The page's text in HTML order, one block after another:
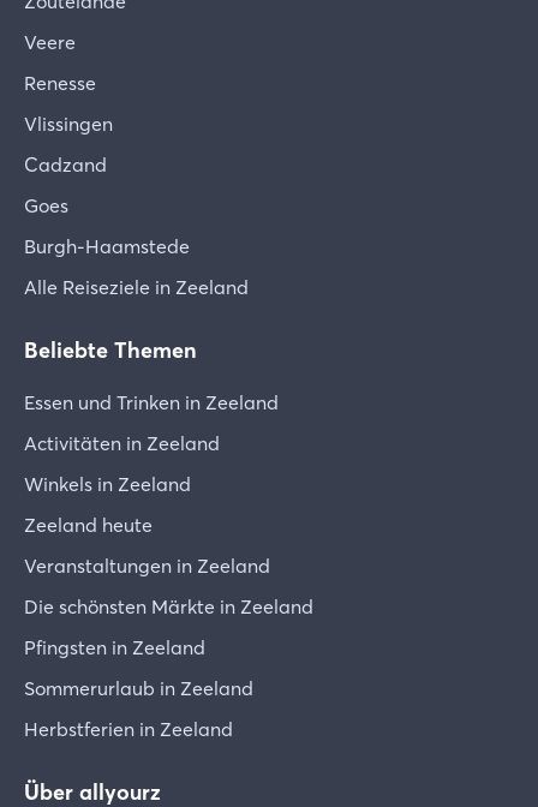
Veere
Renesse
Vlissingen
Cadzand
Goes
Burgh-Haamstede
Alle Reiseziele in Zeeland
Beliebte Themen
Essen und Trinken in Zeeland
Activitäten in Zeeland
Winkels in Zeeland
Zeeland heute
Veranstaltungen in Zeeland
Die schönsten Märkte in Zeeland
Pfingsten in Zeeland
Sommerurlaub in Zeeland
Herbstferien in Zeeland
Über allyourz